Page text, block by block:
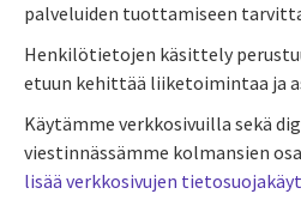
palveluiden tuottamiseen
Henkilötietojen käsittely
etuun kehittää liiketoimintaa ja
Käytämme verkkosivuilla sekä
viestinnässämme kolmansien
lisää verkkosivujen